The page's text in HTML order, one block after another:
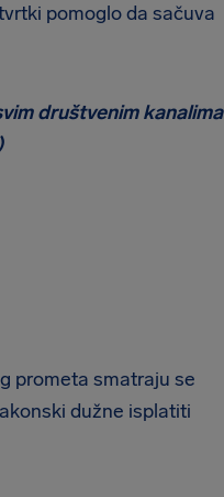
pomoglo da sačuva
društvenim kanalima
prometa smatraju se
dužne isplatiti